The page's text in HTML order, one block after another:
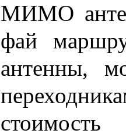
МИМО
фай
антенны,